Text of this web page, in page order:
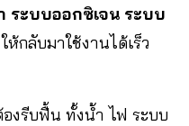
ระบบออกซิเจน ระบบ
ให้กลับมาใช้งานได้เร็ว
งรีบฟื้น ทั้งน้ำ ไฟ ระบบ